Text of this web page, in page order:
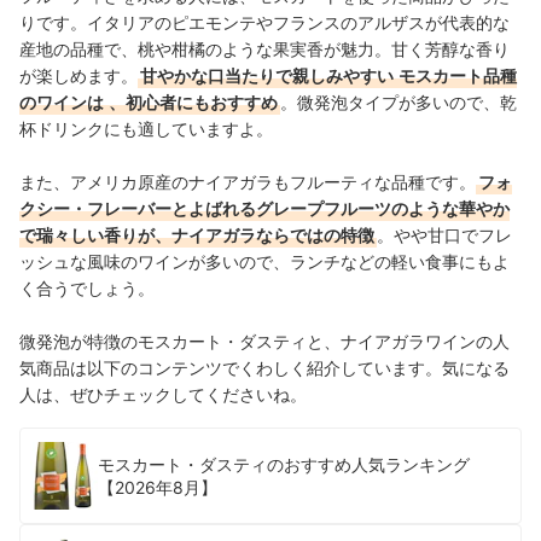
りです。イタリアのピエモンテやフランスのアルザスが代表的な
産地の品種で、桃や柑橘のような果実香が魅力。甘く芳醇な香り
が楽しめます。
甘やかな口当たりで親しみやすい モスカート品種
のワインは 、初心者にもおすすめ 。 微発泡タイプが多いので、乾
杯ドリンクにも適していますよ。
また、アメリカ原産のナイアガラもフルーティな品種です。
フォ
クシー・フレーバーとよばれるグレープフルーツのような華やか
で瑞々しい香りが、ナイアガラならではの特徴 。やや甘口でフレ
ッシュな風味のワインが多いので、ランチなどの軽い食事にもよ
く合うでしょう。
微発泡が特徴のモスカート・ダスティと、ナイアガラワインの人
気商品は以下のコンテンツでくわしく紹介しています。気になる
人は、ぜひチェックしてくださいね。
モスカート・ダスティのおすすめ人気ランキング
【2026年8月】